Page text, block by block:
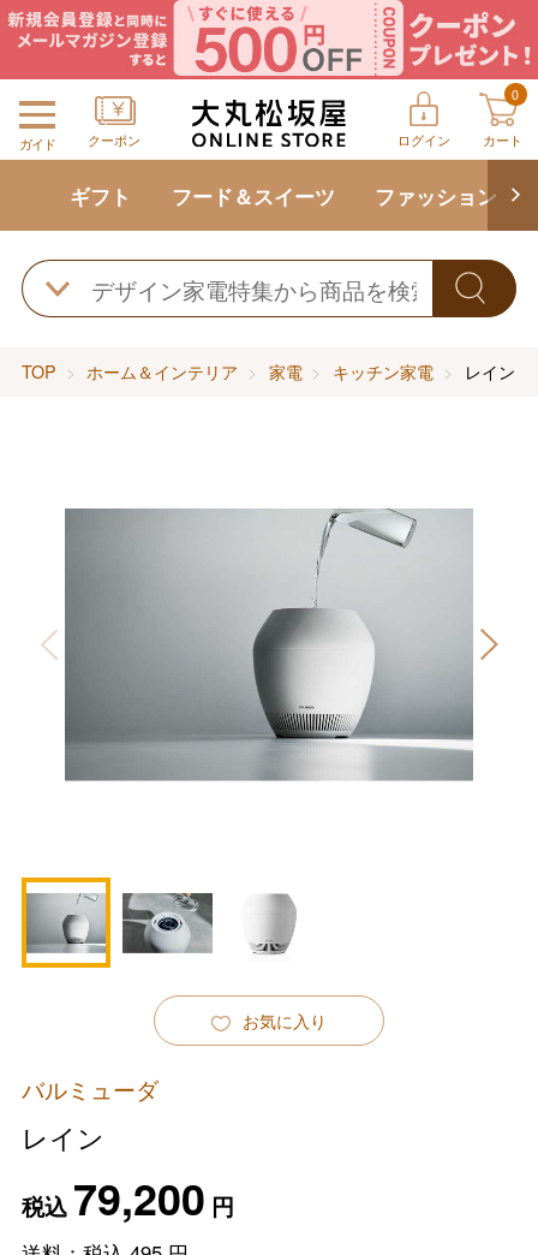
ガイド クーポン ログイン
0
カート
ギフト フード＆スイーツ ファッション
TOP ホーム＆インテリア 家電 キッチン家電 レイン
お気に入り
バルミューダ
レイン
税込79,200 円